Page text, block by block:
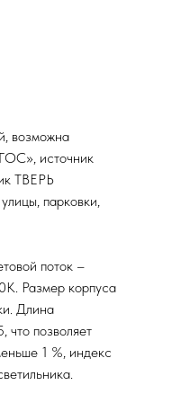
возможна
источник
ТВЕРЬ
парковки,
поток –
Размер корпуса
Длина
что позволяет
1 %, индекс